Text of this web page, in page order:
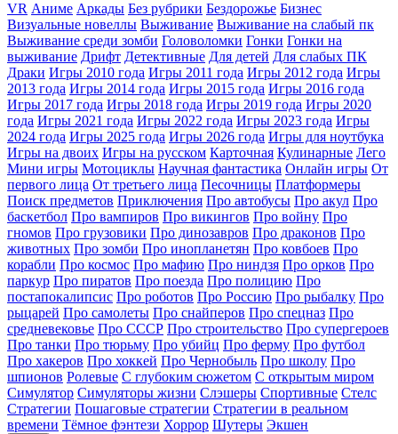
VR Аниме Аркады Без рубрики Бездорожье Бизнес
Визуальные новеллы Выживание Выживание на слабый пк
Выживание среди зомби Головоломки Гонки Гонки на
выживание Дрифт Детективные Для детей Для слабых ПК
Драки Игры 2010 года Игры 2011 года Игры 2012 года Игры
2013 года Игры 2014 года Игры 2015 года Игры 2016 года
Игры 2017 года Игры 2018 года Игры 2019 года Игры 2020
года Игры 2021 года Игры 2022 года Игры 2023 года Игры
2024 года Игры 2025 года Игры 2026 года Игры для ноутбука
Игры на двоих Игры на русском Карточная Кулинарные Лего
Мини игры Мотоциклы Научная фантастика Онлайн игры От
первого лица От третьего лица Песочницы Платформеры
Поиск предметов Приключения Про автобусы Про акул Про
баскетбол Про вампиров Про викингов Про войну Про
гномов Про грузовики Про динозавров Про драконов Про
животных Про зомби Про инопланетян Про ковбоев Про
корабли Про космос Про мафию Про ниндзя Про орков Про
паркур Про пиратов Про поезда Про полицию Про
постапокалипсис Про роботов Про Россию Про рыбалку Про
рыцарей Про самолеты Про снайперов Про спецназ Про
средневековье Про СССР Про строительство Про супергероев
Про танки Про тюрьму Про убийц Про ферму Про футбол
Про хакеров Про хоккей Про Чернобыль Про школу Про
шпионов Ролевые С глубоким сюжетом С открытым миром
Симулятор Симуляторы жизни Слэшеры Спортивные Стелс
Стратегии Пошаговые стратегии Стратегии в реальном
времени Тёмное фэнтези Хоррор Шутеры Экшен